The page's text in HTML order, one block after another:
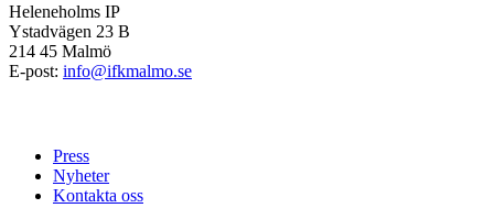
Heleneholms IP
Ystadvägen 23 B
214 45 Malmö
E-post: info@ifkmalmo.se
Press
Nyheter
Kontakta oss